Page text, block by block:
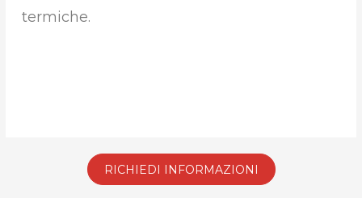
termiche.
RICHIEDI INFORMAZIONI